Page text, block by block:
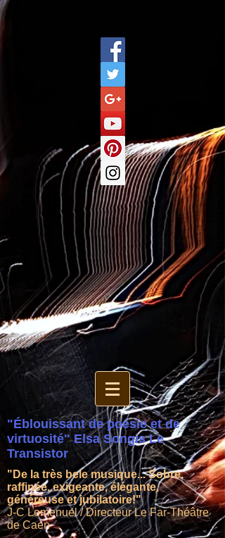
"Éblouissant de poésie et de
virtuosité" Elsa Songis Le
Transistor
"De la très bele musique... Sobre,
raffinée, exigeante, élégante,
généreuse et jubilatoire!"
J-C Lemenuel / Directeur Le Far-Théâtre
de Caen